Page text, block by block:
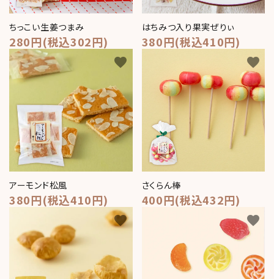
公式HP
INFORMATION
ご利用ガイド
プライバシーポリシー
特定商取引法について
お問い合わせ
ACCOUNT MENU
ようこそ ゲスト 様
meeting_room ログイン person 新規会員登録
ちっこい生姜つまみ
280円(税込302円)
はちみつ入り果実ぜりぃ
380円(税込410円)
アーモンド松風
380円(税込410円)
favorite
さくらん棒
400円(税込432円)
favorite
favorite favorite